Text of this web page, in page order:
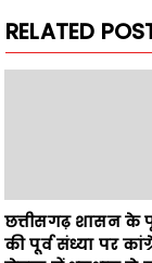
नेतृत्व में धूमधाम से
मिलकर उन्हें
News Desk